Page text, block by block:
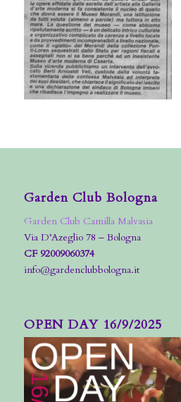
Garden Club Bologna
Garden Club Camilla Malvasia
Via D’Azeglio 78 – Bologna
CF 92009060374
info@gardenclubbologna.it
OPEN DAY 16/9/2025